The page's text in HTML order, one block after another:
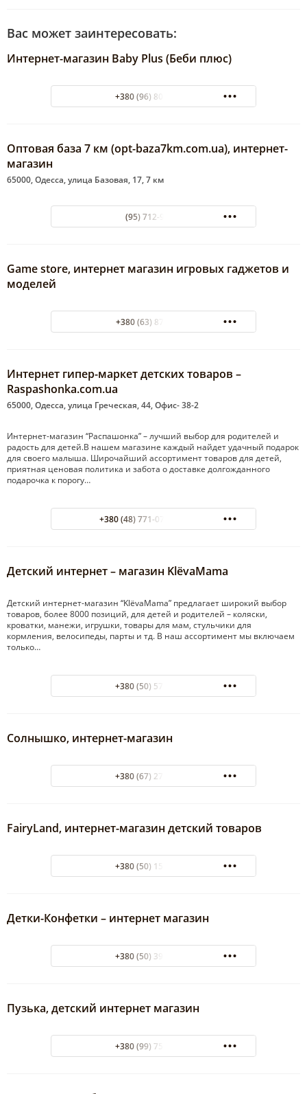
Вас может заинтересовать:
Интернет-магазин Baby Plus (Беби плюс)
+380 (96) 80-60-500
Оптовая база 7 км (opt-baza7km.com.ua), интернет-
магазин
65000, Одесса, улица Базовая, 17, 7 км
(95) 712-97-49
Game store, интернет магазин игровых гаджетов и
моделей
+380 (63) 875 80 35
Интернет гипер-маркет детских товаров –
Raspashonka.com.ua
65000, Одесса, улица Греческая, 44, Офис- 38-2
Интернет-магазин “Распашонка” – лучший выбор для родителей и
радость для детей.В нашем магазине каждый найдет удачный подарок
для своего малыша. Широчайший ассортимент товаров для детей,
приятная ценовая политика и забота о доставке долгожданного
подарочка к порогу…
+380 (48) 771-07-70 Одесса
Детский интернет – магазин KlёvaMama
Детский интернет-магазин “KlёvaMama” предлагает широкий выбор
товаров, более 8000 позиций, для детей и родителей – коляски,
кроватки, манежи, игрушки, товары для мам, стульчики для
кормления, велосипеды, парты и тд. В наш ассортимент мы включаем
только…
+380 (50) 579-70-00
Солнышко, интернет-магазин
+380 (67) 271-57-83
FairyLand, интернет-магазин детский товаров
+380 (50) 155-15-47
Детки-Конфетки – интернет магазин
+380 (50) 398-61-80
Пузька, детский интернет магазин
+380 (99) 751-10-99